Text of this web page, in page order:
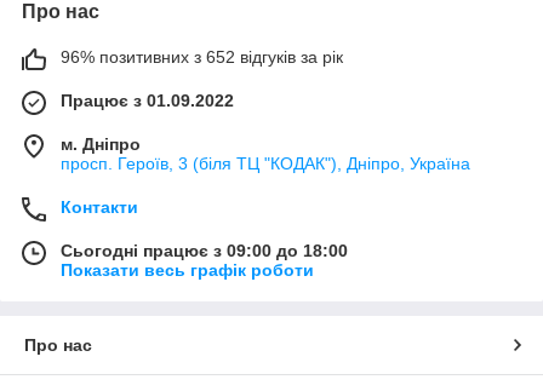
Про нас
96% позитивних з 652 відгуків за рік
Працює з 01.09.2022
м. Дніпро
просп. Героїв, 3 (біля ТЦ "КОДАК"), Дніпро, Україна
Контакти
Сьогодні працює з 09:00 до 18:00
Показати весь графік роботи
Про нас